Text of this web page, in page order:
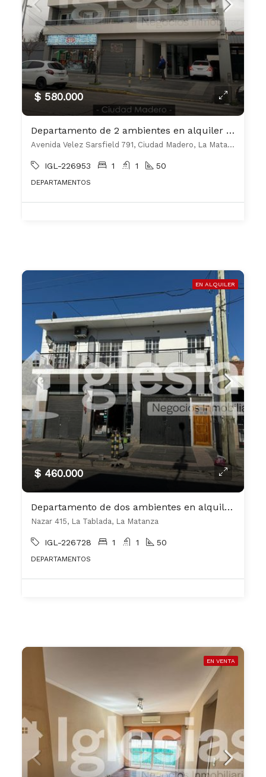
$ 580.000
Departamento de 2 ambientes en alquiler en Ciudad Madero
Avenida Velez Sarsfield 791, Ciudad Madero, La Matanza
IGL-226953 1 1 50
DEPARTAMENTOS
EN ALQUILER
$ 460.000
Departamento de dos ambientes en alquiler en La Tablada
Nazar 415, La Tablada, La Matanza
IGL-226728 1 1 50
DEPARTAMENTOS
EN VENTA